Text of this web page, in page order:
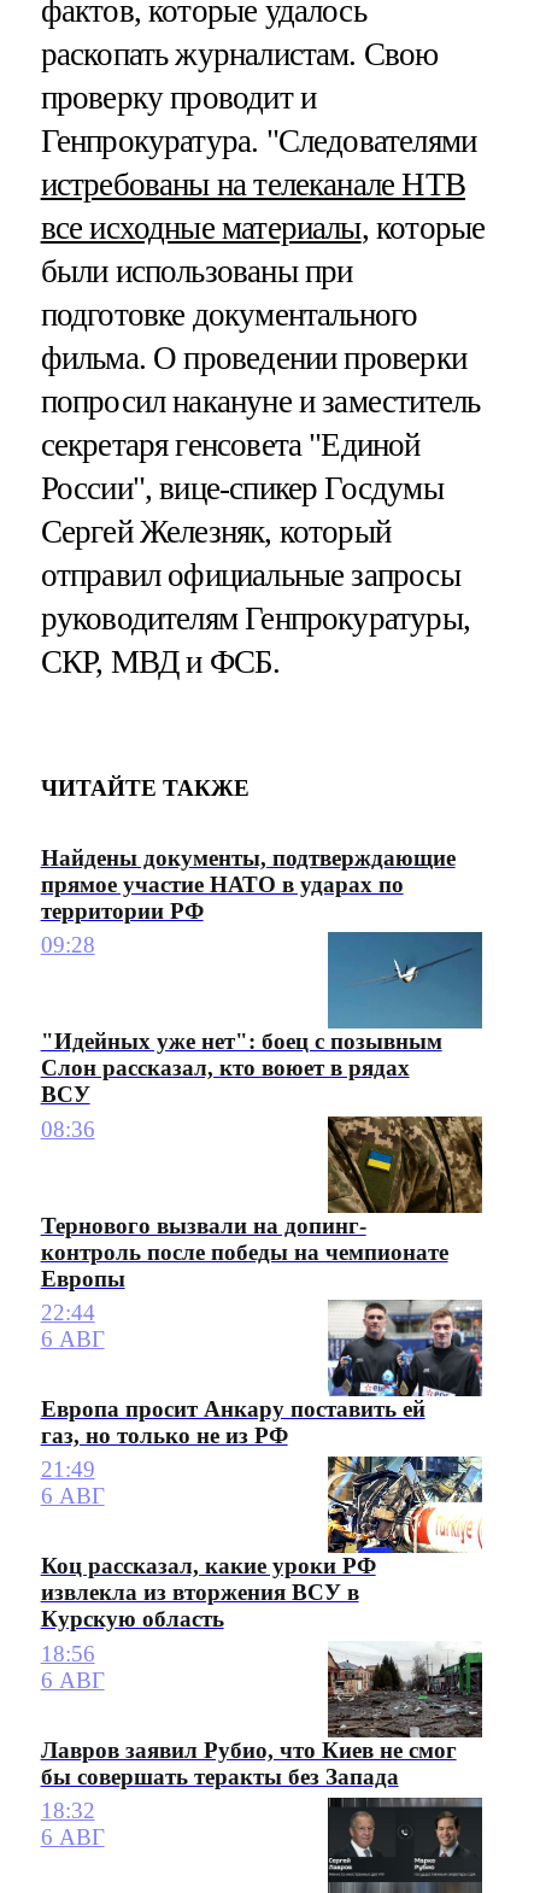
фактов, которые удалось
раскопать журналистам. Свою
проверку проводит и
Генпрокуратура. "Следователями
истребованы на телеканале НТВ
все исходные материалы, которые
были использованы при
подготовке документального
фильма. О проведении проверки
попросил накануне и заместитель
секретаря генсовета "Единой
России", вице-спикер Госдумы
Сергей Железняк, который
отправил официальные запросы
руководителям Генпрокуратуры,
СКР, МВД и ФСБ.
ЧИТАЙТЕ ТАКЖЕ
Найдены документы, подтверждающие
прямое участие НАТО в ударах по
территории РФ
09:28
"Идейных уже нет": боец с позывным
Слон рассказал, кто воюет в рядах
ВСУ
08:36
Тернового вызвали на допинг-
контроль после победы на чемпионате
Европы
22:44
6 АВГ
Европа просит Анкару поставить ей
газ, но только не из РФ
21:49
6 АВГ
Коц рассказал, какие уроки РФ
извлекла из вторжения ВСУ в
Курскую область
18:56
6 АВГ
Лавров заявил Рубио, что Киев не смог
бы совершать теракты без Запада
18:32
6 АВГ